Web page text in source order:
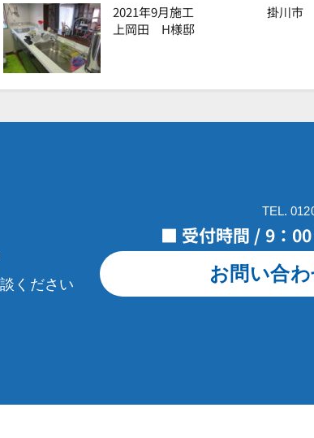
2021年9月施工 掛川市
上岡田 H様邸
ください
TEL.
■ 受付時間 / 9：00
お問い合